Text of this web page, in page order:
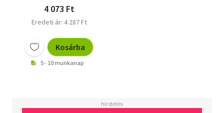
4 073 Ft
Eredeti ár: 4 287 Ft
Kosárba
5 - 10 munkanap